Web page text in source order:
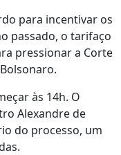
para incentivar os
passado, o tarifaço
pressionar a Corte
às 14h. O
Alexandre de
do processo, um